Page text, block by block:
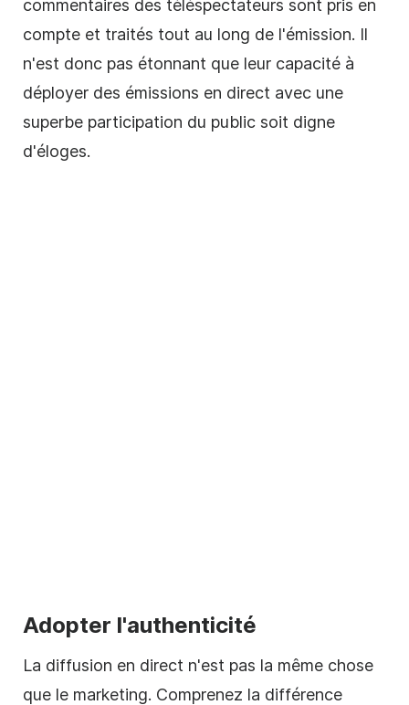
commentaires des téléspectateurs sont pris en
compte et traités tout au long de l'émission. Il
n'est donc pas étonnant que leur capacité à
déployer des émissions en direct avec une
superbe participation du public soit digne
d'éloges.
Adopter l'authenticité
La diffusion en direct n'est pas la même chose
que le marketing. Comprenez la différence